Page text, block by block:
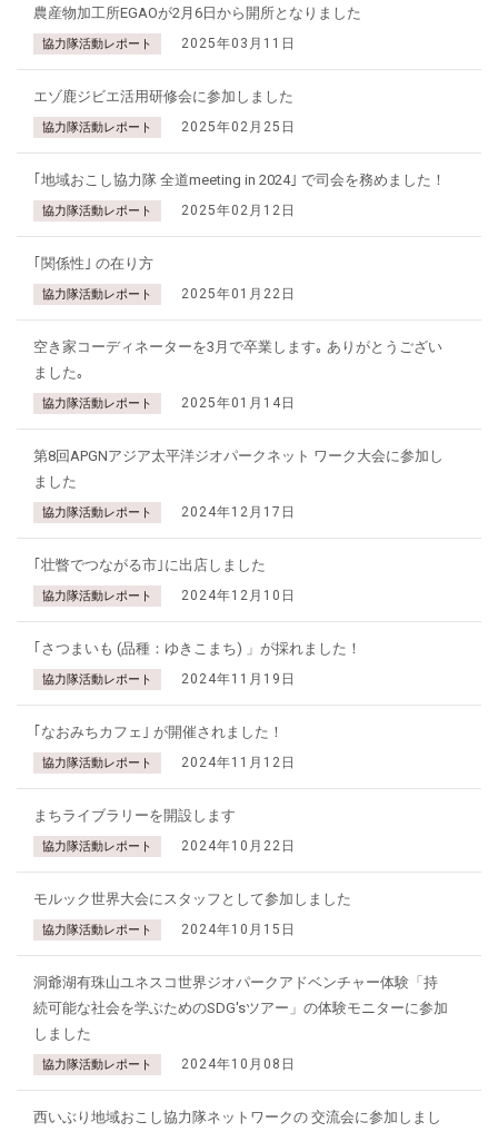
農産物加工所EGAOが2月6日から開所となりました
協力隊活動レポート 2025年03月11日
エゾ鹿ジビエ活用研修会に参加しました
協力隊活動レポート 2025年02月25日
｢地域おこし協力隊 全道meeting in 2024｣ で司会を務めました！
協力隊活動レポート 2025年02月12日
｢関係性｣ の在り方
協力隊活動レポート 2025年01月22日
空き家コーディネーターを3月で卒業します｡ ありがとうござい
ました｡
協力隊活動レポート 2025年01月14日
第8回APGNアジア太平洋ジオパークネット ワーク大会に参加し
ました
協力隊活動レポート 2024年12月17日
｢壮瞥でつながる市｣に出店しました
協力隊活動レポート 2024年12月10日
｢さつまいも (品種：ゆきこまち) 」が採れました！
協力隊活動レポート 2024年11月19日
｢なおみちカフェ｣ が開催されました！
協力隊活動レポート 2024年11月12日
まちライブラリーを開設します
協力隊活動レポート 2024年10月22日
モルック世界大会にスタッフとして参加しました
協力隊活動レポート 2024年10月15日
洞爺湖有珠山ユネスコ世界ジオパークアドベンチャー体験「持
続可能な社会を学ぶためのSDG'sツアー」の体験モニターに参加
しました
協力隊活動レポート 2024年10月08日
西いぶり地域おこし協力隊ネットワークの 交流会に参加しまし